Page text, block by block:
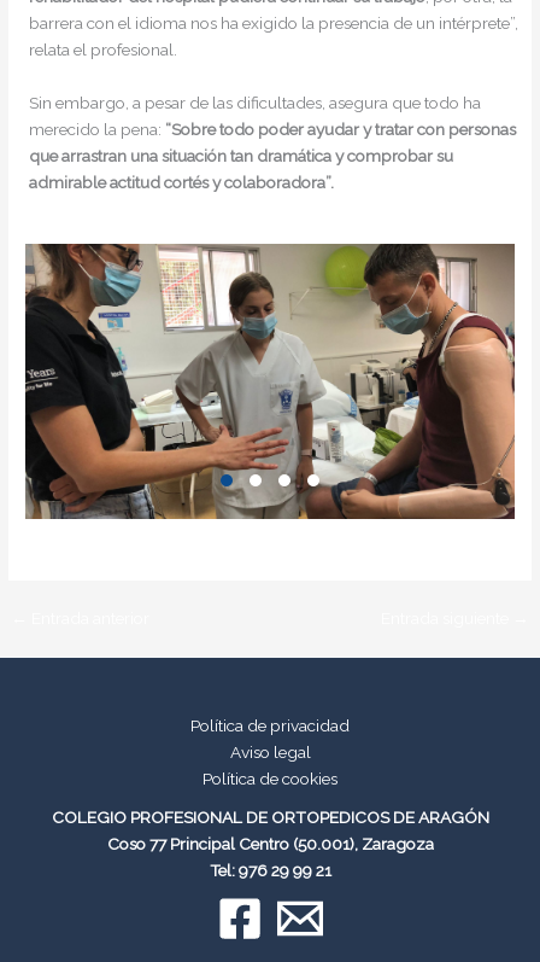
barrera con el idioma nos ha exigido la presencia de un intérprete”,
relata el profesional.
Sin embargo, a pesar de las dificultades, asegura que todo ha
merecido la pena: “Sobre todo poder ayudar y tratar con personas
que arrastran una situación tan dramática y comprobar su
admirable actitud cortés y colaboradora”.
Política de privacidad
Aviso legal
Política de cookies
COLEGIO PROFESIONAL DE ORTOPEDICOS DE ARAGÓN
Coso 77 Principal Centro (50.001), Zaragoza
Tel: 976 29 99 21